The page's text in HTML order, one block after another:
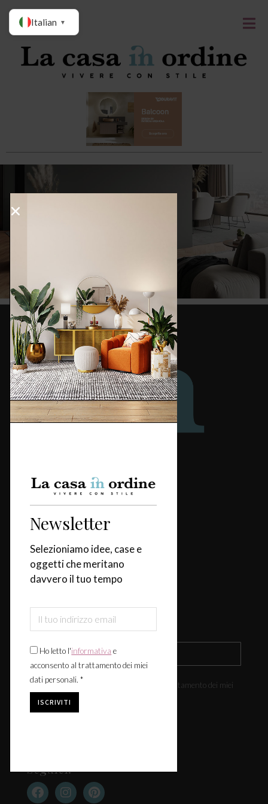
Categorie
Casa
Design & Tendenze
Tavola
Iscriviti alla newsletter
Ho letto l'informativa
e acconsento al trattamento dei miei
dati personali. *
Seguici:
Italian ▼
Newsletter
Selezioniamo idee, case e
oggetti che meritano
davvero il tuo tempo
Ho letto l'informativa e
acconsento al trattamento dei miei
dati personali. *